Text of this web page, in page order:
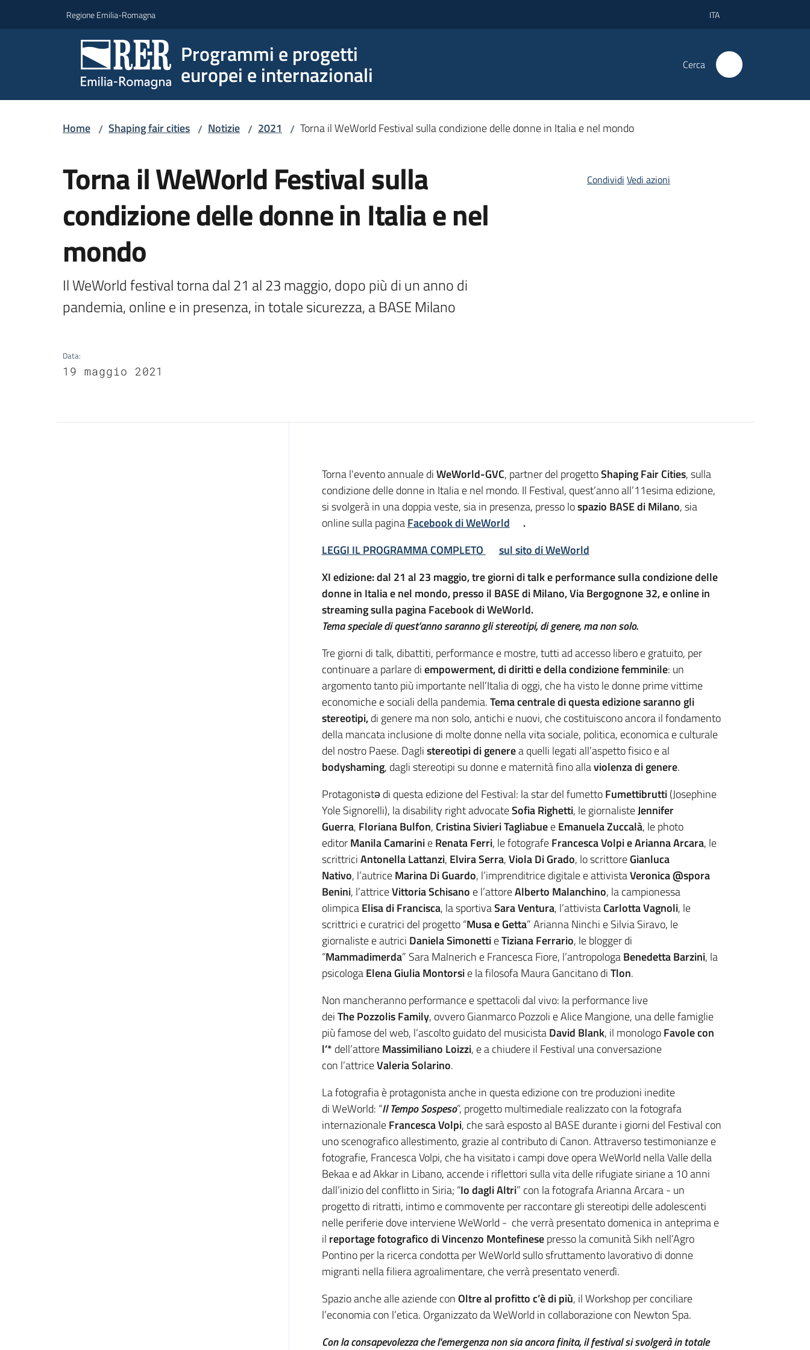
Regione Emilia-Romagna ITA
Programmi e progetti
europei e internazionali Cerca
Home / Shaping fair cities / Notizie / 2021 / Torna il WeWorld Festival sulla condizione delle donne in Italia e nel mondo
Torna il WeWorld Festival sulla
condizione delle donne in Italia e nel
mondo
Il WeWorld festival torna dal 21 al 23 maggio, dopo più di un anno di
pandemia, online e in presenza, in totale sicurezza, a BASE Milano
Data:
19 maggio 2021
Condividi Vedi azioni
Introduzione
Torna l'evento annuale diWeWorld-GVC, partner del progettoShaping Fair Cities, sulla
condizione delle donne in Italia e nel mondo. Il Festival, quest’anno all’11esima edizione,
si svolgerà in una doppia veste, sia in presenza, presso lospazio BASE di Milano, sia
online sulla paginaFacebook di WeWorld
.
LEGGI IL PROGRAMMA COMPLETO
sul sito di WeWorld
XI edizione: dal 21 al 23 maggio, tre giorni di talk e performance sulla condizione delle
donne in Italia e nel mondo, presso il BASE di Milano, Via Bergognone 32, e online in
streaming sulla pagina Facebook di WeWorld.
Tema speciale di quest’anno saranno gli stereotipi, di genere, ma non solo.
Tre giorni di talk, dibattiti, performance e mostre, tutti ad accesso libero e gratuito, per
continuare a parlare diempowerment, di diritti e della condizione femminile: un
argomento tanto più importante nell’Italia di oggi, che ha visto le donne prime vittime
economiche e sociali della pandemia.Tema centrale di questa edizione saranno gli
stereotipi,di genere ma non solo, antichi e nuovi, che costituiscono ancora il fondamento
della mancata inclusione di molte donne nella vita sociale, politica, economica e culturale
del nostro Paese. Daglistereotipi di generea quelli legati all’aspetto fisico e al
bodyshaming, dagli stereotipi su donne e maternità fino allaviolenza di genere.
Protagonistə di questa edizione del Festival: la star del fumettoFumettibrutti(Josephine
Yole Signorelli), la disability right advocateSofia Righetti, le giornalisteJennifer
Guerra, Floriana Bulfon, Cristina Sivieri TagliabueeEmanuela Zuccalà, le photo
editorManila CamarinieRenata Ferri, le fotografeFrancesca Volpi e Arianna Arcara, le
scrittriciAntonella Lattanzi, Elvira Serra,Viola Di Grado, lo scrittoreGianluca
Nativo, l’autriceMarina Di Guardo, l’imprenditrice digitale e attivistaVeronica @spora
Benini, l’attriceVittoria Schisano e l’attoreAlberto Malanchino, la campionessa
olimpicaElisa di Francisca, la sportivaSara Ventura, l’attivistaCarlotta Vagnoli, le
scrittrici e curatrici del progetto “Musa e Getta” Arianna Ninchi e Silvia Siravo, le
giornaliste e autrici Daniela SimonettieTiziana Ferrario, le blogger di
“Mammadimerda” Sara Malnerich e Francesca Fiore, l’antropologaBenedetta Barzini, la
psicologaElena Giulia Montorsie la filosofa Maura Gancitano diTlon.
Non mancheranno performance e spettacoli dal vivo: la performance live
deiThe Pozzolis Family, ovveroGianmarco Pozzoli e Alice Mangione, una delle famiglie
più famose del web, l’ascolto guidato del musicistaDavid Blank, il monologoFavole con
l’* dell’attoreMassimiliano Loizzi, e a chiudere il Festival una conversazione
con l’attriceValeria Solarino.
La fotografia è protagonista anche in questa edizione con tre produzioni inedite
di WeWorld: “Il Tempo Sospeso”, progetto multimediale realizzato con la fotografa
internazionaleFrancesca Volpi, che sarà esposto al BASE durante i giorni del Festival con
uno scenografico allestimento, grazie al contributo di Canon. Attraverso testimonianze e
fotografie, Francesca Volpi, che ha visitato i campi dove opera WeWorld nella Valle della
Bekaa e ad Akkar in Libano, accende i riflettori sulla vita delle rifugiate siriane a 10 anni
dall’inizio del conflitto in Siria; “Io dagli Altri” con la fotografa Arianna Arcara - un
progetto di ritratti, intimo e commovente per raccontare gli stereotipi delle adolescenti
nelle periferie dove interviene WeWorld - che verrà presentato domenica in anteprima e
il reportage fotografico di Vincenzo Montefinesepresso la comunità Sikh nell’Agro
Pontino per la ricerca condotta per WeWorld sullo sfruttamento lavorativo di donne
migranti nella filiera agroalimentare, che verrà presentato venerdì.
Spazio anche alle aziende conOltre al profitto c’è di più, il Workshop per conciliare
l’economia con l’etica. Organizzato da WeWorld in collaborazione con Newton Spa.
Con la consapevolezza che l'emergenza non sia ancora finita, il festival si svolgerà in totale